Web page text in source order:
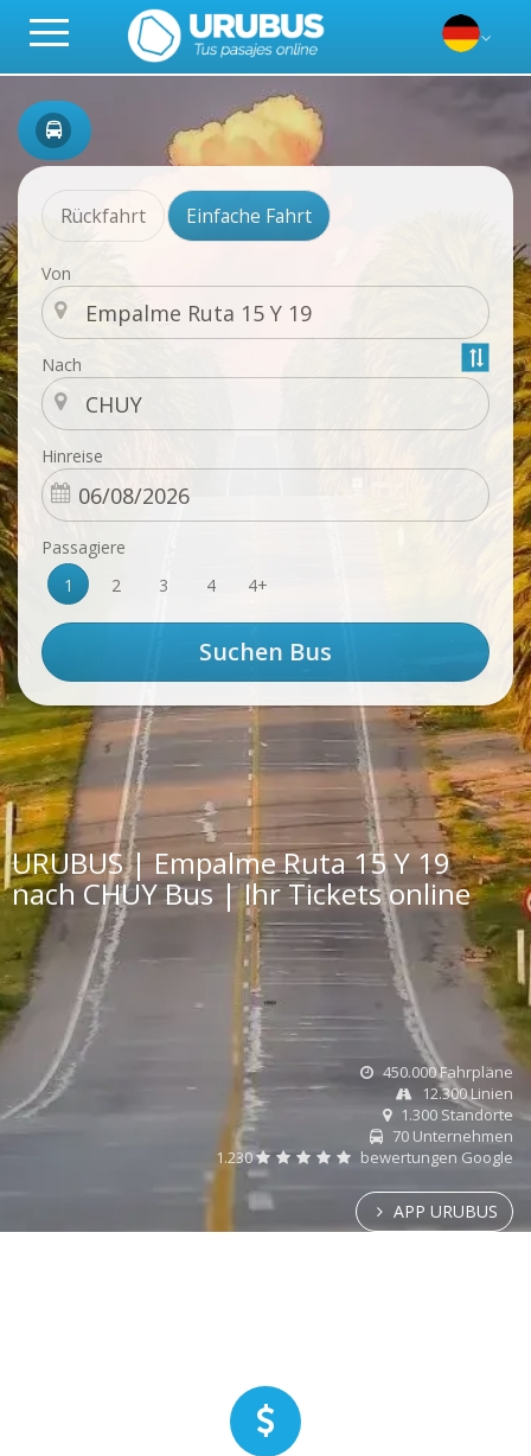
Rückfahrt Einfache Fahrt
Von
Nach
Hinreise
Passagiere
1
2 3 4 4+
URUBUS | Empalme Ruta 15 Y 19
nach CHUY Bus | Ihr Tickets online
450.000 Fahrpläne
12.300 Linien
1.300 Standorte
70 Unternehmen
1.230
bewertungen Google
APP URUBUS